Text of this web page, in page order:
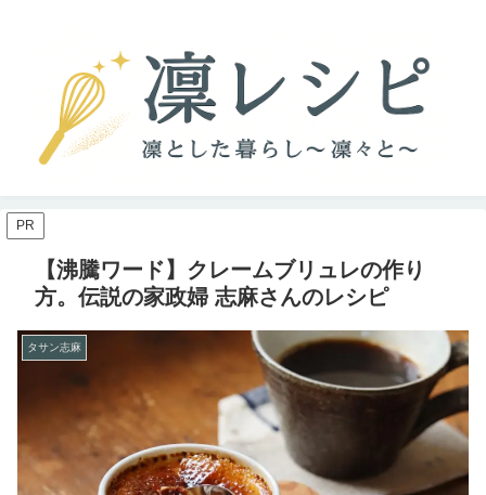
PR
【沸騰ワード】クレームブリュレの作り
方。伝説の家政婦 志麻さんのレシピ
タサン志麻